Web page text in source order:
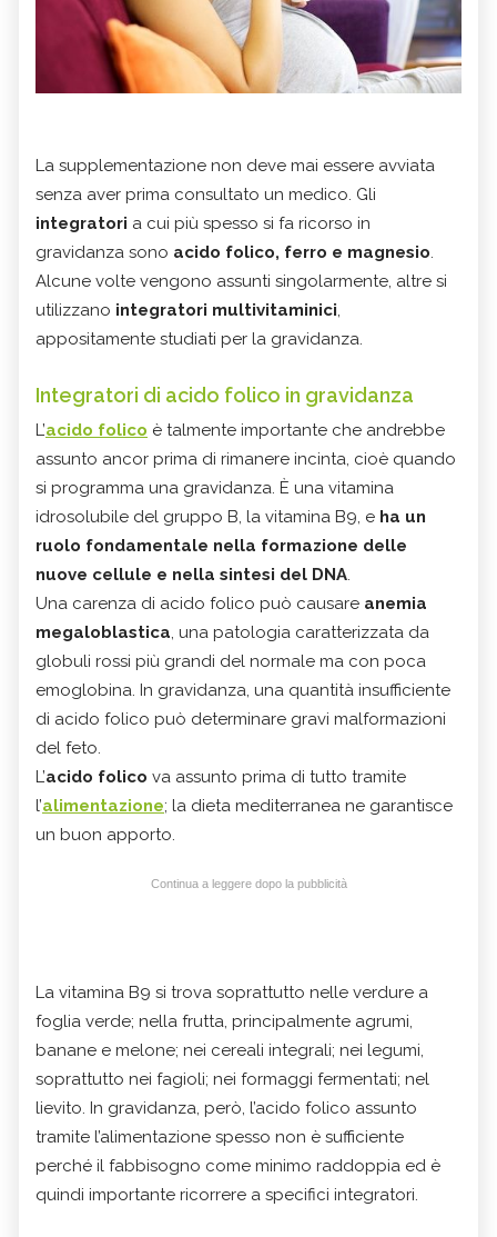
La supplementazione non deve mai essere avviata
senza aver prima consultato un medico. Gli
integratori a cui più spesso si fa ricorso in
gravidanza sono acido folico, ferro e magnesio.
Alcune volte vengono assunti singolarmente, altre si
utilizzano integratori multivitaminici,
appositamente studiati per la gravidanza.
Integratori di acido folico in gravidanza
L’acido folico è talmente importante che andrebbe
assunto ancor prima di rimanere incinta, cioè quando
si programma una gravidanza. È una vitamina
idrosolubile del gruppo B, la vitamina B9, e ha un
ruolo fondamentale nella formazione delle
nuove cellule e nella sintesi del DNA.
Una carenza di acido folico può causare anemia
megaloblastica, una patologia caratterizzata da
globuli rossi più grandi del normale ma con poca
emoglobina. In gravidanza, una quantità insufficiente
di acido folico può determinare gravi malformazioni
del feto.
L’acido folico va assunto prima di tutto tramite
l’alimentazione; la dieta mediterranea ne garantisce
un buon apporto.
Continua a leggere dopo la pubblicità
La vitamina B9 si trova soprattutto nelle verdure a
foglia verde; nella frutta, principalmente agrumi,
banane e melone; nei cereali integrali; nei legumi,
soprattutto nei fagioli; nei formaggi fermentati; nel
lievito. In gravidanza, però, l’acido folico assunto
tramite l’alimentazione spesso non è sufficiente
perché il fabbisogno come minimo raddoppia ed è
quindi importante ricorrere a specifici integratori.